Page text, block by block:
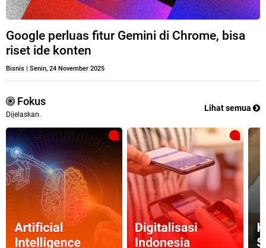
Google perluas fitur Gemini di Chrome, bisa
riset ide konten
Bisnis | Senin, 24 November 2025
Fokus
Dijelaskan.
Lihat semua